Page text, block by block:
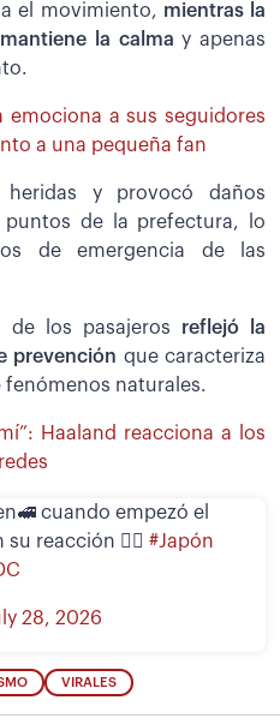
el movimiento, mientras la
la calma y apenas
emociona a sus seguidores
a una pequeña fan
y provocó daños
de la prefectura, lo
de emergencia de las
de los pasajeros reflejó la
prevención que caracteriza
naturales.
Haaland reacciona a los
cuando empezó el
reacción 🧘‍♀️ #Japón
28, 2026
VIRALES